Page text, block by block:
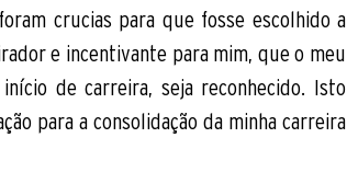
crucias para que fosse escolhido a
e incentivante para mim, que o meu
de carreira, seja reconhecido. Isto
para a consolidação da minha carreira